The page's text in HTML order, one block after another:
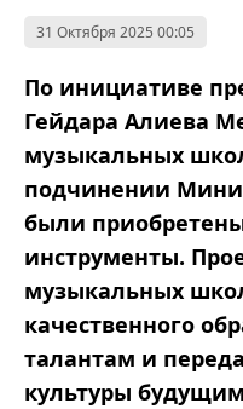
31 Октября 2025 00:05
По инициативе
Гейдара Алиева
музыкальных
подчинении
были
инструменты.
музыкальных
качественного
талантам и
культуры